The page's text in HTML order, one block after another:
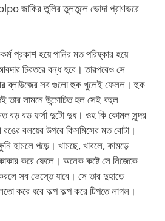
তুলির তুলতুলে ভোদা প্রাণভরে
প্রকাশ হয়ে পানির মত পরিষ্কার হয়ে
চিরতরে বন্ধ হবে। তারপরেও সে
ব্লাউজের সব গুলো হুক খুলেই ফেলল। হুক
তার সামনে উন্মোচিত হল সেই বহুল
বড় বড় ফর্সা দুটো দুধ। ওহ কি কোমল সুন্দর
রঙের বলয়ের উপরে কিসমিসের মত বোটা।
হামলে পড়ে। খামছে, খাবলে, কামড়ে
করে ফেলে। অনেক কষ্টে সে নিজেকে
সব ভেস্তে যাবে। সে তার দুহাতে
করে ধরে অল্প অল্প করে টিপতে লাগল।